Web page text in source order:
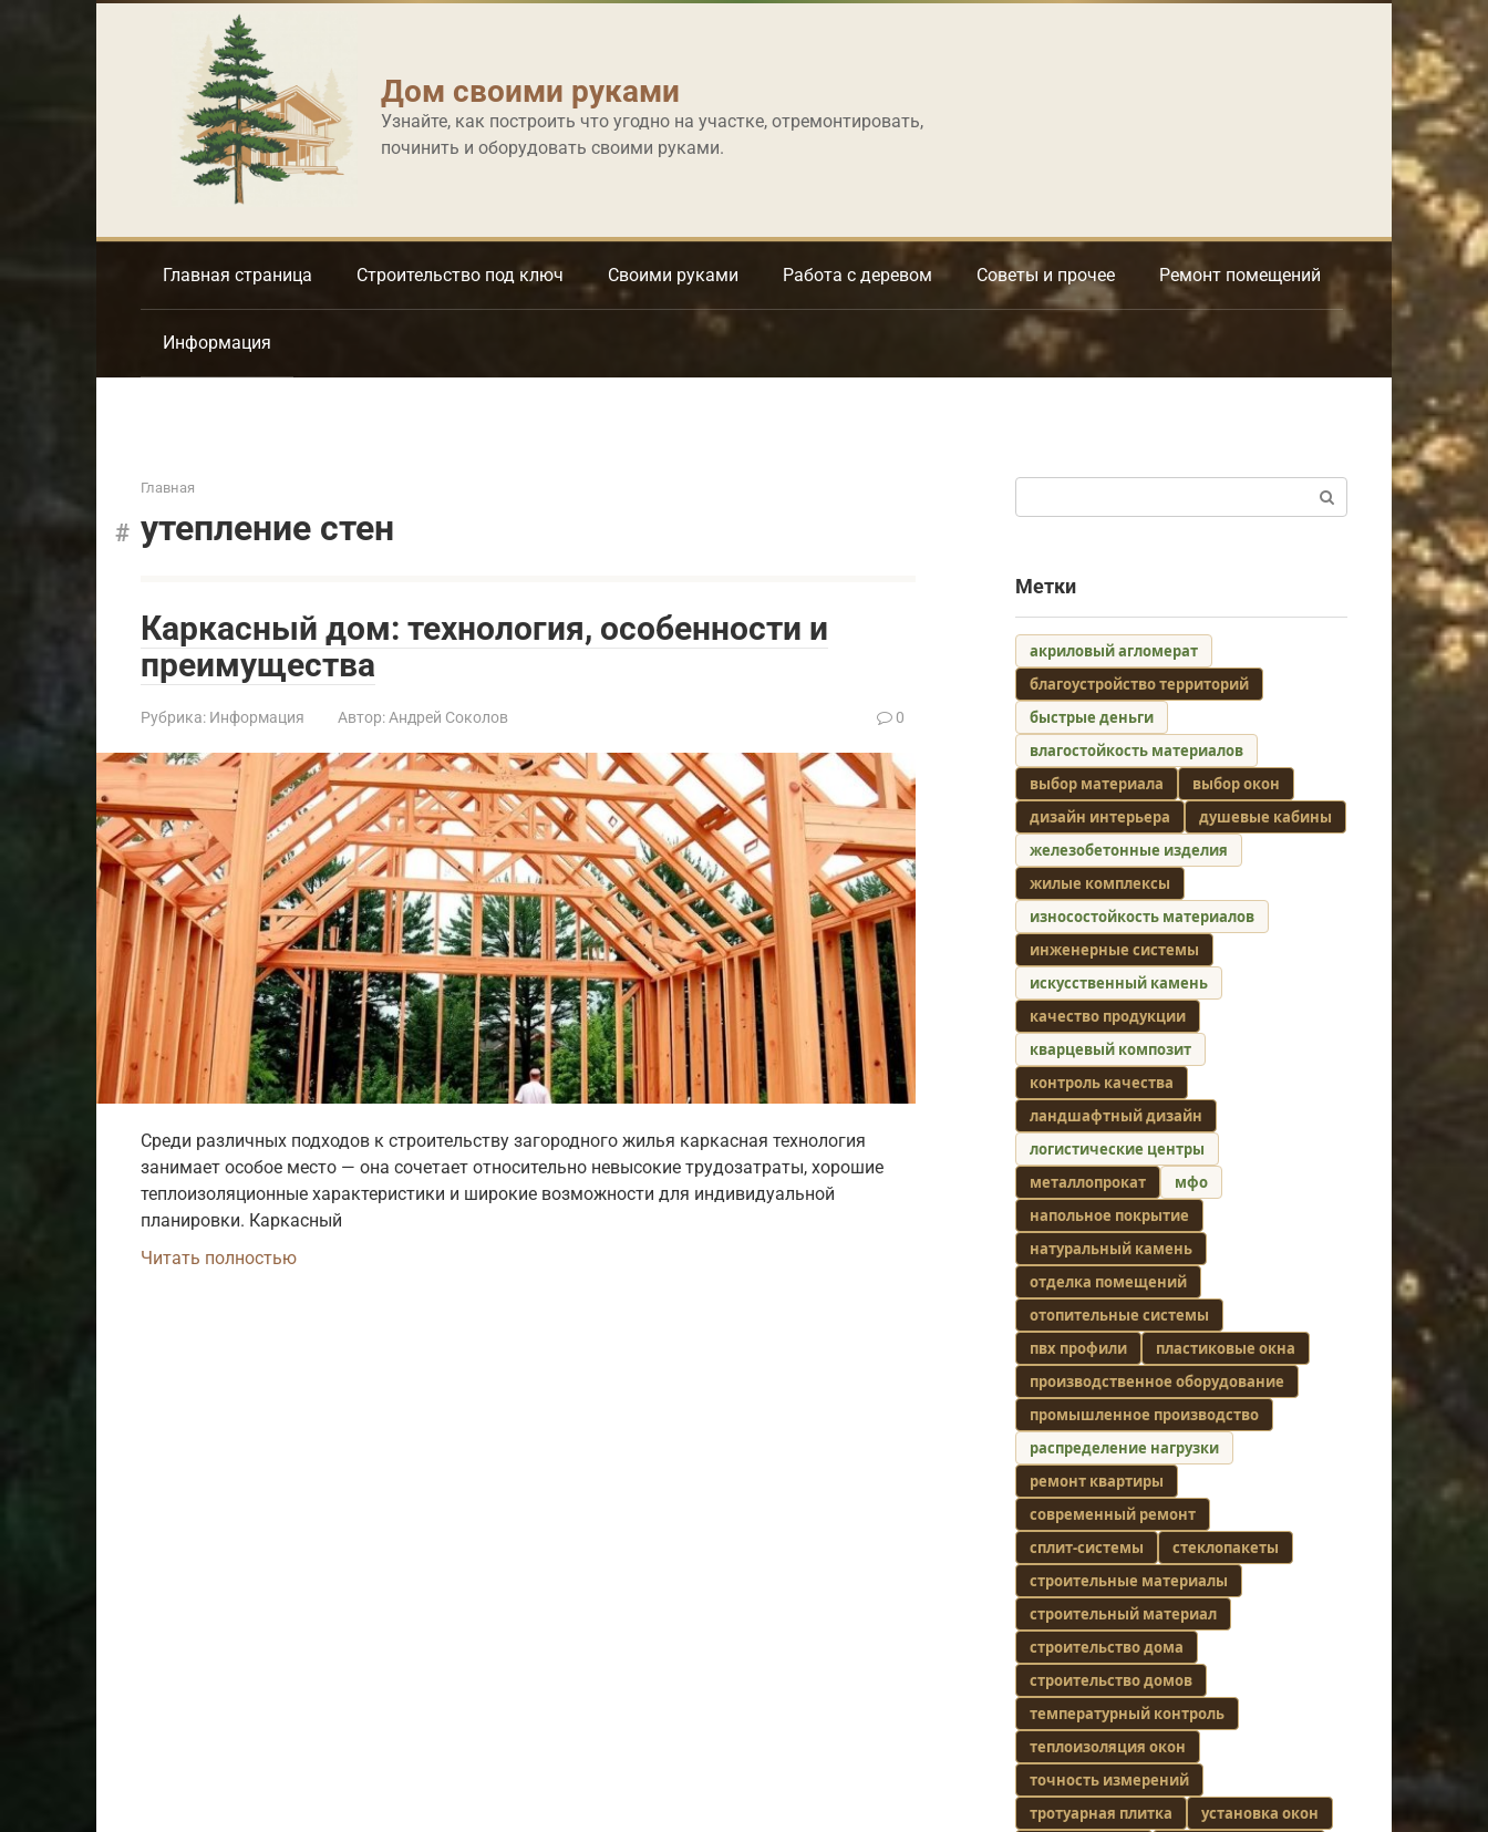
Дом своими руками
Узнайте, как построить что угодно на участке, отремонтировать,
починить и оборудовать своими руками.
Главная страница Строительство под ключ Своими руками Работа с деревом Советы и прочее Ремонт помещений
Информация
Главная
утепление стен
Каркасный дом: технология, особенности и
преимущества
Рубрика: Информация Автор: Андрей Соколов 0
Среди различных подходов к строительству загородного жилья каркасная технология
занимает особое место — она сочетает относительно невысокие трудозатраты, хорошие
теплоизоляционные характеристики и широкие возможности для индивидуальной
планировки. Каркасный
Читать полностью
Метки
акриловый агломерат
благоустройство территорий
быстрые деньги
влагостойкость материалов
выбор материала
выбор окон
дизайн интерьера
душевые кабины
железобетонные изделия
жилые комплексы
износостойкость материалов
инженерные системы
искусственный камень
качество продукции
кварцевый композит
контроль качества
ландшафтный дизайн
логистические центры
металлопрокат
мфо
напольное покрытие
натуральный камень
отделка помещений
отопительные системы
пвх профили
пластиковые окна
производственное оборудование
промышленное производство
распределение нагрузки
ремонт квартиры
современный ремонт
сплит-системы
стеклопакеты
строительные материалы
строительный материал
строительство дома
строительство домов
температурный контроль
теплоизоляция окон
точность измерений
тротуарная плитка
установка окон